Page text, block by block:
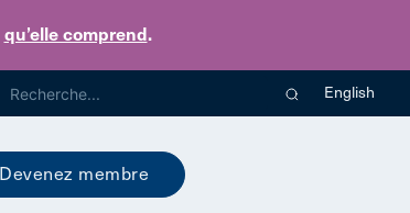
qu’elle comprend.
English
Devenez membre